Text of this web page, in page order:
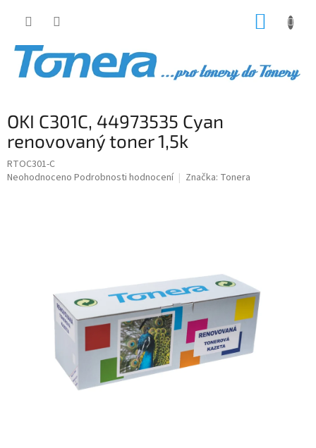
OKI C301C, 44973535 Cyan
renovovaný toner 1,5k
RTOC301-C
Průměrné
Neohodnoceno Podrobnosti hodnocení Značka: Tonera